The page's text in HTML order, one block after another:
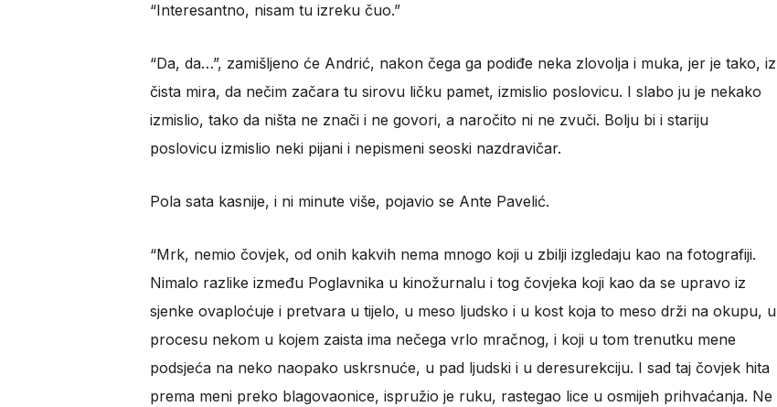
“Interesantno, nisam tu izreku čuo.”
“Da, da…”, zamišljeno će Andrić, nakon čega ga podiđe neka zlovolja i muka, jer je tako, iz
čista mira, da nečim začara tu sirovu ličku pamet, izmislio poslovicu. I slabo ju je nekako
izmislio, tako da ništa ne znači i ne govori, a naročito ni ne zvuči. Bolju bi i stariju
poslovicu izmislio neki pijani i nepismeni seoski nazdravičar.
Pola sata kasnije, i ni minute više, pojavio se Ante Pavelić.
“Mrk, nemio čovjek, od onih kakvih nema mnogo koji u zbilji izgledaju kao na fotografiji.
Nimalo razlike između Poglavnika u kinožurnalu i tog čovjeka koji kao da se upravo iz
sjenke ovaploćuje i pretvara u tijelo, u meso ljudsko i u kost koja to meso drži na okupu, u
procesu nekom u kojem zaista ima nečega vrlo mračnog, i koji u tom trenutku mene
podsjeća na neko naopako uskrsnuće, u pad ljudski i u deresurekciju. I sad taj čovjek hita
prema meni preko blagovaonice, ispružio je ruku, rastegao lice u osmijeh prihvaćanja. Ne